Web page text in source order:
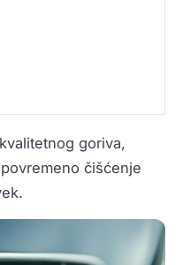
goriva,
čišćenje